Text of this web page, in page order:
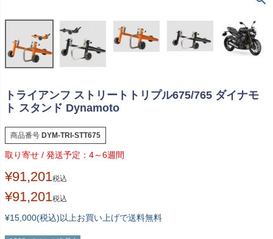
トライアンフ ストリートトリプル675/765 ダイナモ
ト スタンド Dynamoto
商品番号 DYM-TRI-STT675
4～6週間
¥91,201税込
¥91,201税込
¥15,000(税込)以上お買い上げで送料無料